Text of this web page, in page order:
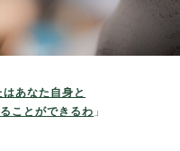
あなた自身と
ことができるわ 」